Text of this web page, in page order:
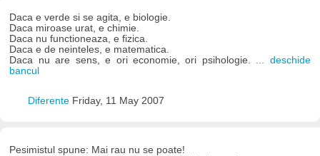
Daca e verde si se agita, e biologie.
Daca miroase urat, e chimie.
Daca nu functioneaza, e fizica.
Daca e de neinteles, e matematica.
Daca nu are sens, e ori economie, ori psihologie.
... deschide
bancul
Diferente Friday, 11 May 2007
Pesimistul spune: Mai rau nu se poate!